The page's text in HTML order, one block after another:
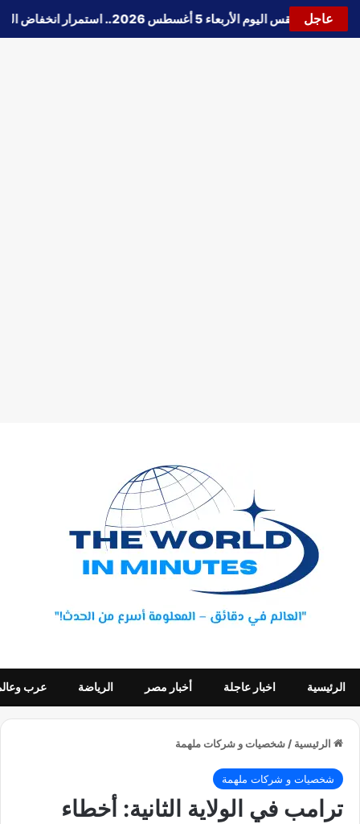
عاجل
🔵حالة الطقس اليوم الأربعاء 5 أغسطس 2026.. استمرار انخفاض الحرارة وتحذيرات من الشبورة واضطراب الملاحة
الرئيسية اخبار عاجلة أخبار مصر الرياضة عرب
الرئيسية / شخصيات و شركات ملهمة
شخصيات و شركات ملهمة
ترامب في الولاية الثانية: أخطاء